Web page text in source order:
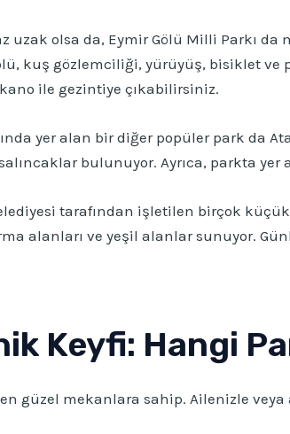
uzak olsa da, Eymir Gölü Milli Parkı
kuş gözlemciliği, yürüyüş, bisiklet
ile gezintiye çıkabilirsiniz.
yer alan bir diğer popüler park da
bulunuyor. Ayrıca, parkta
tarafından işletilen birçok
alanları ve yeşil alanlar sunuyor.
Keyfi: Hangi
güzel mekanlara sahip. Ailenizle